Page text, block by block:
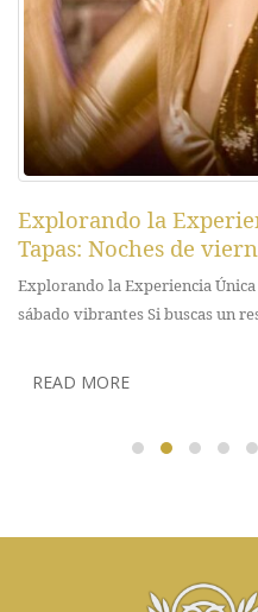
Explorando la
Tapas: Noches de
Explorando la Experiencia
sábado vibrantes Si buscas un
READ MORE